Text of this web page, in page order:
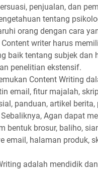
penjualan, dan
tentang
orang dengan cara
writer harus
baik tentang subjek dan
penelitian ekstensif.
Content Writing
email, fitur majalah,
panduan, artikel berita,
Agan dapat
bentuk brosur, baliho,
email, halaman produk,
adalah mendidik dan